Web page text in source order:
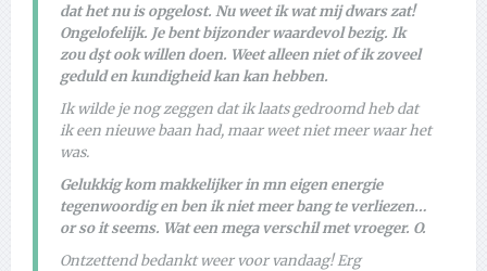
dat het nu is opgelost. Nu weet ik wat mij dwars zat!
Ongelofelijk. Je bent bijzonder waardevol bezig. Ik
zou dşt ook willen doen. Weet alleen niet of ik zoveel
geduld en kundigheid kan kan hebben.
Ik wilde je nog zeggen dat ik laats gedroomd heb dat
ik een nieuwe baan had, maar weet niet meer waar het
was.
Gelukkig kom makkelijker in mn eigen energie
tegenwoordig en ben ik niet meer bang te verliezen…
or so it seems. Wat een mega verschil met vroeger. O.
Ontzettend bedankt weer voor vandaag! Erg